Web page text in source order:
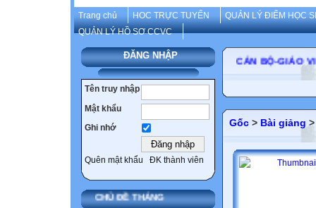
Trang chủ HOC TRỰC TUYẾN
QUẢN LÝ ĐIỂM HỌC
QUẢN LÝ HỒ SƠ CCVC
ĐĂNG NHẬP
Tên truy nhập
Mật khẩu
Ghi nhớ
Quên mật khẩu ĐK thành viên
CHỦ ĐỀ THÁNG
CÁN BỘ-GIÁO
Gốc > Bài giảng